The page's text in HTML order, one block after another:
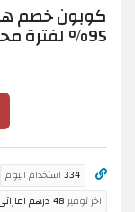
95% لفترة محدودة
334 استخدام اليوم
اخر توفير 48 درهم اماراتي